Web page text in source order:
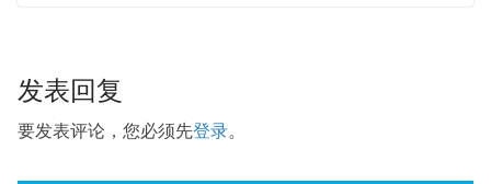
发表回复
要发表评论，您必须先登录。